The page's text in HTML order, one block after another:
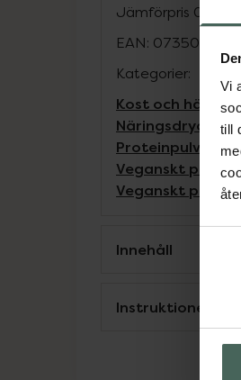
Vi
till
Jämförpris 0,54 kr
EAN:
Kategorier:
Kost och hälsa
Näringsdryck
Proteinpulver
Veganskt
Veganskt
Innehåll
Instruktioner